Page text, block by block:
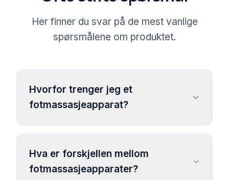
Her finner du svar på de mest vanlige
spørsmålene om produktet.
Hvorfor trenger jeg et
fotmassasjeapparat?
Hva er forskjellen mellom
fotmassasjeapparater?